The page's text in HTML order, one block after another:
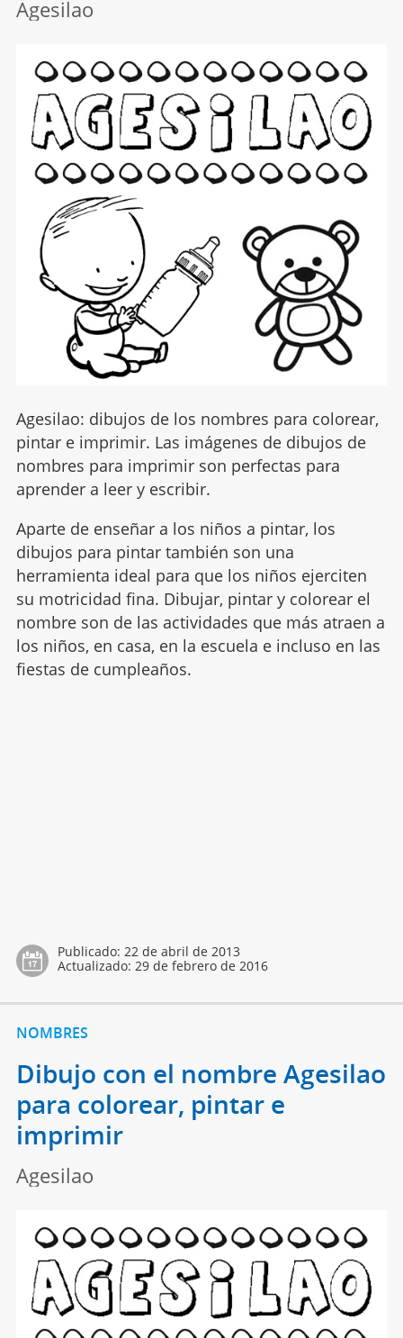
Agesilao
Agesilao: dibujos de los nombres para colorear,
pintar e imprimir. Las imágenes de dibujos de
nombres para imprimir son perfectas para
aprender a leer y escribir.
Aparte de enseñar a los niños a pintar, los
dibujos para pintar también son una
herramienta ideal para que los niños ejerciten
su motricidad fina. Dibujar, pintar y colorear el
nombre son de las actividades que más atraen a
los niños, en casa, en la escuela e incluso en las
fiestas de cumpleaños.
Publicado: 22 de abril de 2013
Actualizado: 29 de febrero de 2016
NOMBRES
Dibujo con el nombre Agesilao
para colorear, pintar e
imprimir
Agesilao